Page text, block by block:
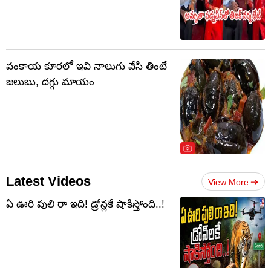
వంకాయ కూరలో ఇవి నాలుగు వేసి తింటే
జలుబు, దగ్గు మాయం
Latest Videos View More
ఏ ఊరి పులి రా ఇది! డ్రోన్లకే షాకిస్తోంది..!